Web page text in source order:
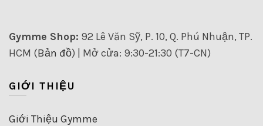
Gymme Shop: 92 Lê Văn Sỹ, P. 10, Q. Phú Nhuận, TP.
HCM (Bản đồ) | Mở cửa: 9:30-21:30 (T7-CN)
GIỚI THIỆU
Giới Thiệu Gymme